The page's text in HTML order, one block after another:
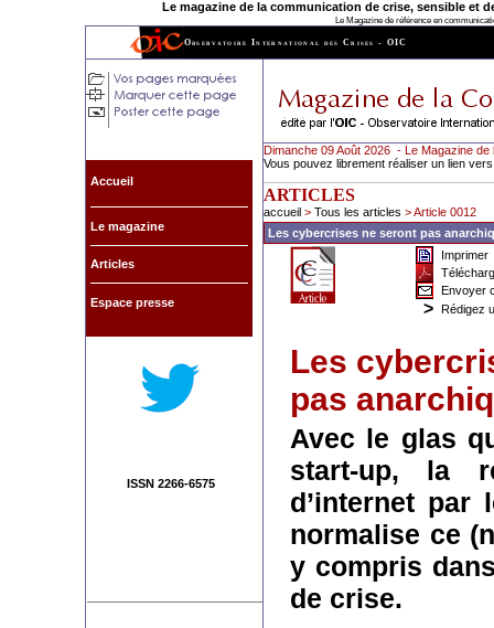
Le magazine de la communication de crise, sensible et
Le Magazine de référence en
Observatoire International des Crises - OIC
Accueil
Le magazine
Articles
Espace presse
ISSN 2266-6575
Dimanche 09 Août 2026 - Le Magazine
Vous pouvez librement réaliser un lien
ARTICLES
accueil> Tous les articles > Article 0012
Les cybercrises ne seront pas
Imprimer
Envoyer
> Rédigez
Les
pas
Avec le glas
start-up, la
d’internet par
normalise ce
y compris
de crise.